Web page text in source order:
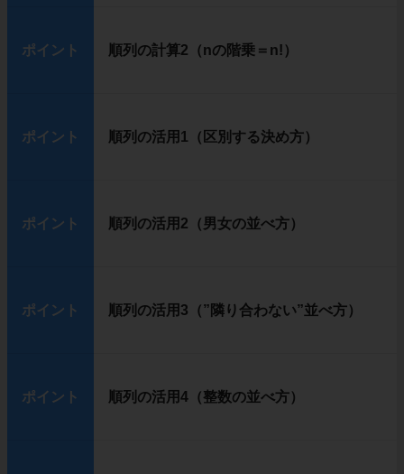
ポイント 順列の計算2（nの階乗＝n!）
ポイント 順列の活用1（区別する決め方）
ポイント 順列の活用2（男女の並べ方）
ポイント 順列の活用3（”隣り合わない”並べ方）
ポイント 順列の活用4（整数の並べ方）